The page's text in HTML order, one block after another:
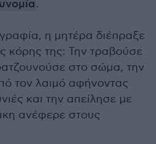
.
η μητέρα διέπραξε
κόρης της: Την τραβούσε
στο σώμα, την
τον λαιμό αφήνοντας
και την απείλησε με
ανέφερε στους